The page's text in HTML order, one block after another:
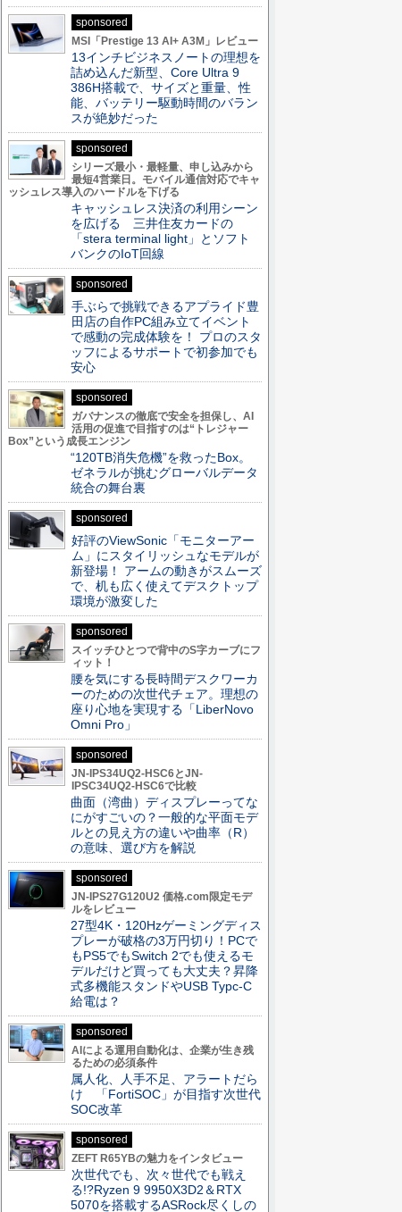
sponsored
MSI「Prestige 13 AI+ A3M」レビュー
13インチビジネスノートの理想を
詰め込んだ新型、Core Ultra 9
386H搭載で、サイズと重量、性
能、バッテリー駆動時間のバラン
スが絶妙だった
sponsored
シリーズ最小・最軽量、申し込みから
最短4営業日。モバイル通信対応でキャ
ッシュレス導入のハードルを下げる
キャッシュレス決済の利用シーン
を広げる 三井住友カードの
「stera terminal light」とソフト
バンクのIoT回線
sponsored
手ぶらで挑戦できるアプライド豊
田店の自作PC組み立てイベント
で感動の完成体験を！ プロのスタ
ッフによるサポートで初参加でも
安心
sponsored
ガバナンスの徹底で安全を担保し、AI
活用の促進で目指すのは“トレジャー
Box”という成長エンジン
“120TB消失危機”を救ったBox。
ゼネラルが挑むグローバルデータ
統合の舞台裏
sponsored
好評のViewSonic「モニターアー
ム」にスタイリッシュなモデルが
新登場！ アームの動きがスムーズ
で、机も広く使えてデスクトップ
環境が激変した
sponsored
スイッチひとつで背中のS字カーブにフ
ィット！
腰を気にする長時間デスクワーカ
ーのための次世代チェア。理想の
座り心地を実現する「LiberNovo
Omni Pro」
sponsored
JN-IPS34UQ2-HSC6とJN-
IPSC34UQ2-HSC6で比較
曲面（湾曲）ディスプレーってな
にがすごいの？一般的な平面モデ
ルとの見え方の違いや曲率（R）
の意味、選び方を解説
sponsored
JN-IPS27G120U2 価格.com限定モデ
ルをレビュー
27型4K・120Hzゲーミングディス
プレーが破格の3万円切り！PCで
もPS5でもSwitch 2でも使えるモ
デルだけど買っても大丈夫？昇降
式多機能スタンドやUSB Typc-C
給電は？
sponsored
AIによる運用自動化は、企業が生き残
るための必須条件
属人化、人手不足、アラートだら
け 「FortiSOC」が目指す次世代
SOC改革
sponsored
ZEFT R65YBの魅力をインタビュー
次世代でも、次々世代でも戦え
る!?Ryzen 9 9950X3D2＆RTX
5070を搭載するASRock尽くしの